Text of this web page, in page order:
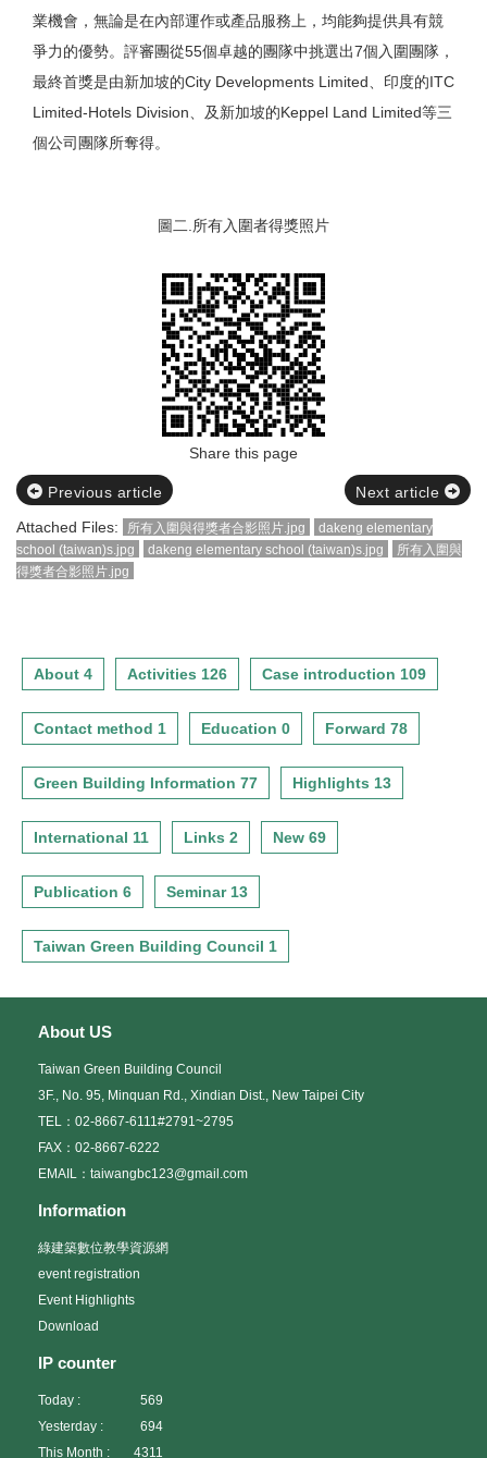
業機會，無論是在內部運作或產品服務上，均能夠提供具有競
爭力的優勢。評審團從55個卓越的團隊中挑選出7個入圍團隊，
最終首獎是由新加坡的City Developments Limited、印度的ITC
Limited-Hotels Division、及新加坡的Keppel Land Limited等三
個公司團隊所奪得。
圖二.所有入圍者得獎照片
Share this page
Previous article
Next article
Attached Files:
所有入圍與得獎者合影照片.jpg
dakeng elementary
school (taiwan)s.jpg
dakeng elementary school (taiwan)s.jpg
所有入圍與
得獎者合影照片.jpg
About 4 Activities 126 Case introduction 109
Contact method 1 Education 0 Forward 78
Green Building Information 77 Highlights 13
International 11 Links 2 New 69
Publication 6 Seminar 13
Taiwan Green Building Council 1
About US
Taiwan Green Building Council
3F., No. 95, Minquan Rd., Xindian Dist., New Taipei City
TEL：02-8667-6111#2791~2795
FAX：02-8667-6222
EMAIL：taiwangbc123@gmail.com
Information
綠建築數位教學資源網
event registration
Event Highlights
Download
IP counter
Today :
569
Yesterday :
694
This Month :
4311